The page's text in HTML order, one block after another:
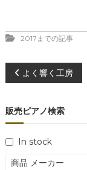
2017までの記事
投
稿
ナ
ビ
よく響く工房
販売ピアノ検索
In stock
商品 メーカー